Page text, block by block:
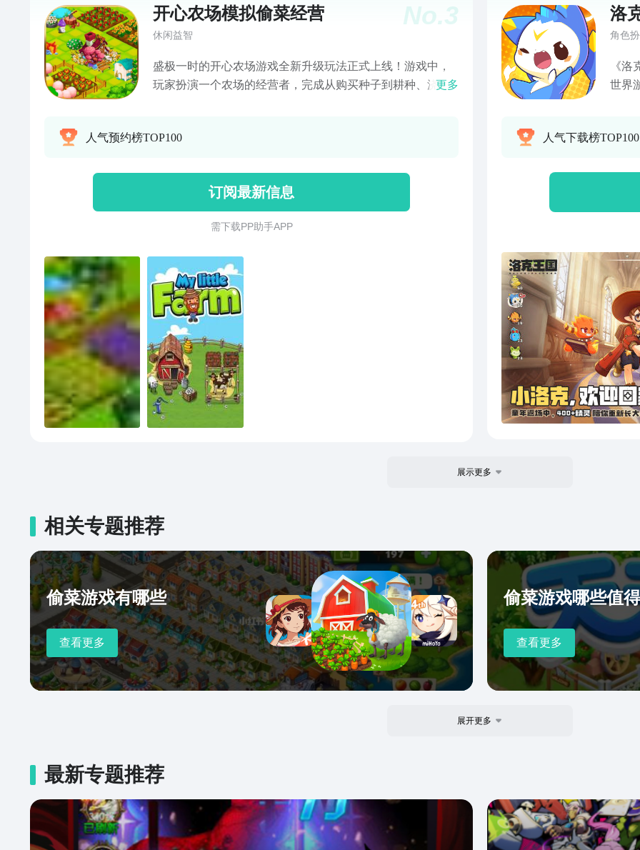
No.3
开心农场模拟偷菜经营
休闲益智
盛极一时的开心农场游戏全新升级玩法正式上线！游戏中，
玩家扮演一个农场的经营者，完成从购买种子到耕种、浇
的同时，也可以感受“作物养成”带来的乐趣。除了种植花草
山羊等动物，以进一步壮大自己！赶紧下载体验吧！
更多
人气预约榜TOP100
订阅最新信息
需 下 载 P P 助 手 A P P
洛
角色
《
世界
系战
人气下载榜
展示更多
相关专题推荐
偷菜游戏有哪些
查看更多
偷菜游戏哪些值
查看更多
展开更多
最新专题推荐